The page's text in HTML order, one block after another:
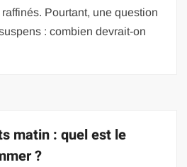
Pourtant, une question
: combien devrait-on
matin : quel est le
?